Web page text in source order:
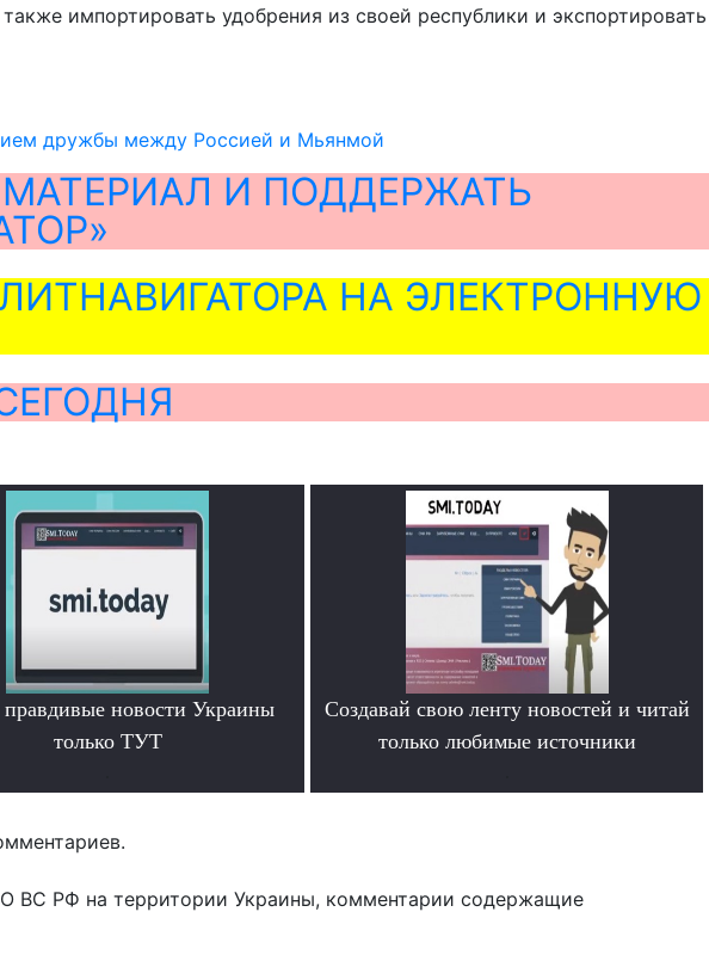
импортировать удобрения из своей республики и экспортировать
дружбы между Россией и Мьянмой
И ПОДДЕРЖАТЬ
НА ЭЛЕКТРОННУЮ
новости Украины
только ТУТ
Создавай свою ленту новостей и читай
только любимые источники
ВС РФ на территории Украины, комментарии содержащие